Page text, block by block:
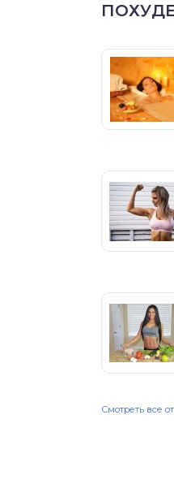
Смотреть все